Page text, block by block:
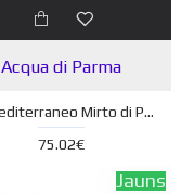
Acqua di Parma
Blu Mediterraneo Mirto di Panarea EDT 75 ml + dušas želeja 40 ml + ķermeņa losjons 40 ml
75.02€
Jauns